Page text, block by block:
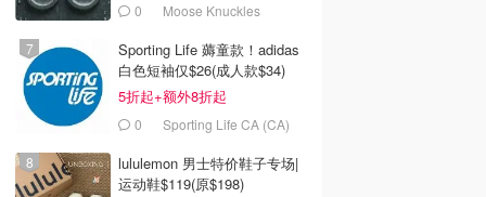
0 Moose Knuckles
Sporting Life 薅童款！adidas
白色短袖仅$26(成人款$34)
5折起+额外8折起
0 Sporting Life CA (CA)
lululemon 男士特价鞋子专场|
运动鞋$119(原$198)